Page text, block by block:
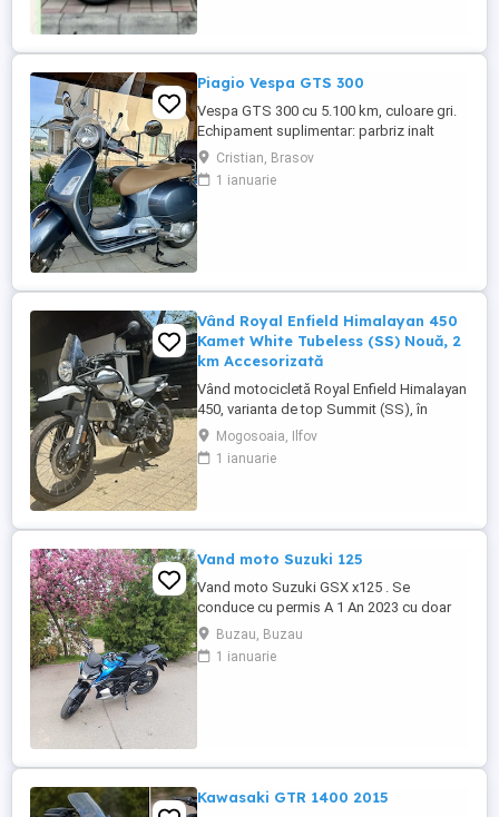
Piagio Vespa GTS 300
Vespa GTS 300 cu 5.100 km, culoare gri.
Echipament suplimentar: parbriz inalt
Faco (montat 2026), geanta portbagaj
Classic; prelungitor scarite pasager;
suspensie fata Bitubo si frane fata spate
Cristian, Brasov
1 ianuarie
Vând Royal Enfield Himalayan 450
Kamet White Tubeless (SS) Nouă, 2
km Accesorizată
Vând motocicletă Royal Enfield Himalayan
450, varianta de top Summit (SS), în
culoarea Kamet White, dotată din fabrică
cu jante Tubeless. Motocicleta este
practic nouă, neutilizată (2 km). A fost
2025. Se află în stare absolut ...
Mogosoaia, Ilfov
1 ianuarie
Vand moto Suzuki 125
Vand moto Suzuki GSX x125 . Se
conduce cu permis A 1 An 2023 cu doar
5000km Stare impecabila , fara cazaturi
ITP valabil pana in noiembrie 2027 Revizii
si schimb de ulei in service autorizat
Buzau, Buzau
1 ianuarie
Kawasaki GTR 1400 2015